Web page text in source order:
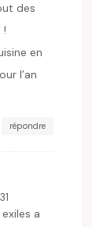
des
!
en
l’an
répondre
a